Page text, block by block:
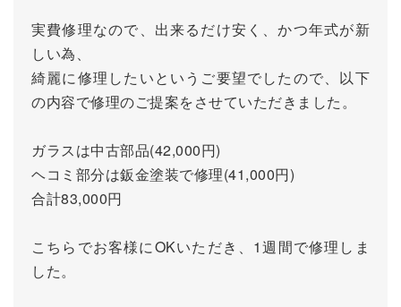
実費修理なので、出来るだけ安く、かつ年式が新
しい為、
綺麗に修理したいというご要望でしたので、以下
の内容で修理のご提案をさせていただきました。
ガラスは中古部品(42,000円)
ヘコミ部分は鈑金塗装で修理(41,000円)
合計83,000円
こちらでお客様にOKいただき、1週間で修理しま
した。